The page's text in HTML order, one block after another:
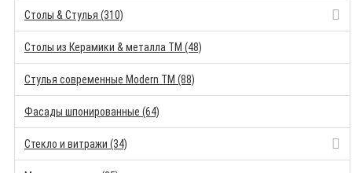
Столы & Стулья (310)
Столы из Керамики & металла TM (48)
Стулья современные Modern TM (88)
Фасады шпонированные (64)
Стекло и витражи (34)